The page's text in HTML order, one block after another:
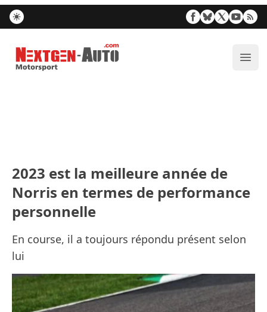
Nextgen-Auto.com
2023 est la meilleure année de
Norris en termes de performance
personnelle
En course, il a toujours répondu présent selon
lui